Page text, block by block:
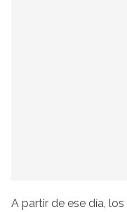
A partir de ese día, los